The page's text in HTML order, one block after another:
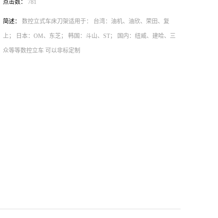
点击数： 781
简述： 数控立式车床刀架适用于： 台湾：油机、油欣、荣田、复
上； 日本：OM、东芝； 韩国：斗山、ST； 国内：纽威、建哈、三
众等等数控立车 可以非标定制